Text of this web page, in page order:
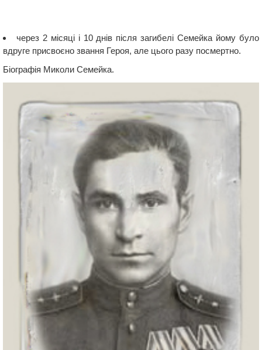
через 2 місяці і 10 днів після загибелі Семейка йому було
вдруге присвоєно звання Героя, але цього разу посмертно.
Біографія Миколи Семейка.